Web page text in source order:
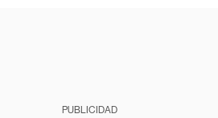
PUBLICIDAD